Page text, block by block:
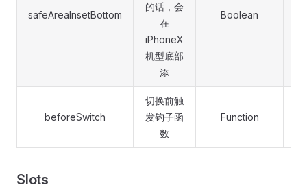
safeAreaInsetBottom
的话，会
在
iPhoneX
机型底部
添
Boolean
beforeSwitch
切换前触
发钩子函
数
Function
Slots